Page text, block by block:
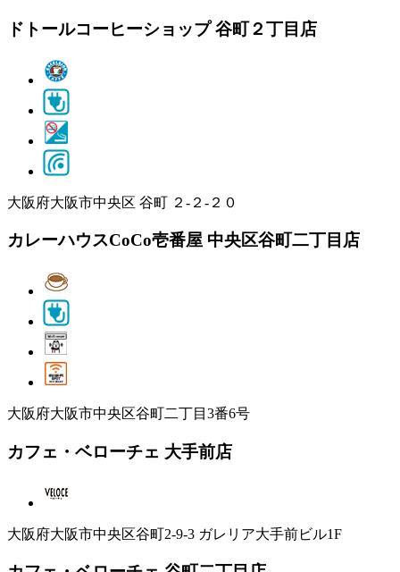
ドトールコーヒーショップ 谷町２丁目店
大阪府大阪市中央区 谷町 ２‐２‐２０
カレーハウスCoCo壱番屋 中央区谷町二丁目店
大阪府大阪市中央区谷町二丁目3番6号
カフェ・ベローチェ 大手前店
大阪府大阪市中央区谷町2-9-3 ガレリア大手前ビル1F